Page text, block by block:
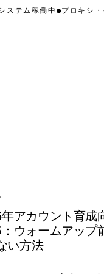
テム稼働中●プロキシ・
アカウント育成
ウォームアップ
い方法